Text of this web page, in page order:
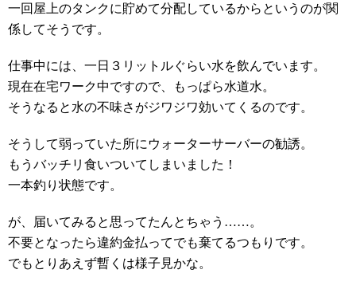
一回屋上のタンクに貯めて分配しているからというのが関
係してそうです。
仕事中には、一日３リットルぐらい水を飲んでいます。
現在在宅ワーク中ですので、もっぱら水道水。
そうなると水の不味さがジワジワ効いてくるのです。
そうして弱っていた所にウォーターサーバーの勧誘。
もうバッチリ食いついてしまいました！
一本釣り状態です。
が、届いてみると思ってたんとちゃう……。
不要となったら違約金払ってでも棄てるつもりです。
でもとりあえず暫くは様子見かな。